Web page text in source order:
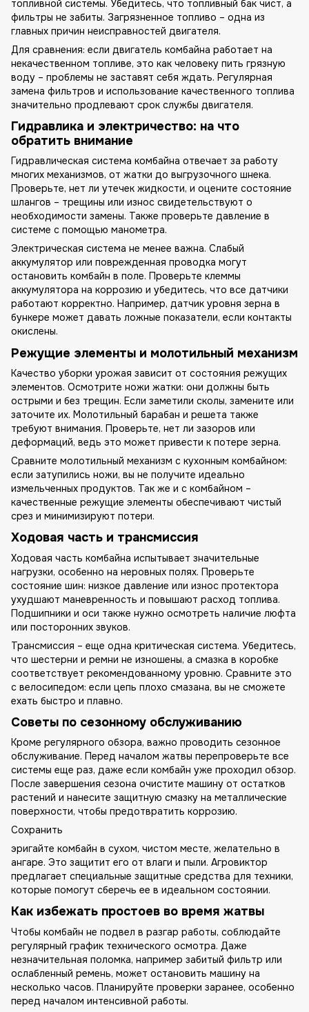
топливной системы. Убедитесь, что топливный бак чист, а
фильтры не забиты. Загрязненное топливо – одна из
главных причин неисправностей двигателя.
Для сравнения: если двигатель комбайна работает на
некачественном топливе, это как человеку пить грязную
воду – проблемы не заставят себя ждать. Регулярная
замена фильтров и использование качественного топлива
значительно продлевают срок службы двигателя.
Гидравлика и электричество: на что
обратить внимание
Гидравлическая система комбайна отвечает за работу
многих механизмов, от жатки до выгрузочного шнека.
Проверьте, нет ли утечек жидкости, и оцените состояние
шлангов – трещины или износ свидетельствуют о
необходимости замены. Также проверьте давление в
системе с помощью манометра.
Электрическая система не менее важна. Слабый
аккумулятор или поврежденная проводка могут
остановить комбайн в поле. Проверьте клеммы
аккумулятора на коррозию и убедитесь, что все датчики
работают корректно. Например, датчик уровня зерна в
бункере может давать ложные показатели, если контакты
окислены.
Режущие элементы и молотильный механизм
Качество уборки урожая зависит от состояния режущих
элементов. Осмотрите ножи жатки: они должны быть
острыми и без трещин. Если заметили сколы, замените или
заточите их. Молотильный барабан и решета также
требуют внимания. Проверьте, нет ли зазоров или
деформаций, ведь это может привести к потере зерна.
Сравните молотильный механизм с кухонным комбайном:
если затупились ножи, вы не получите идеально
измельченных продуктов. Так же и с комбайном –
качественные режущие элементы обеспечивают чистый
срез и минимизируют потери.
Ходовая часть и трансмиссия
Ходовая часть комбайна испытывает значительные
нагрузки, особенно на неровных полях. Проверьте
состояние шин: низкое давление или износ протектора
ухудшают маневренность и повышают расход топлива.
Подшипники и оси также нужно осмотреть наличие люфта
или посторонних звуков.
Трансмиссия – еще одна критическая система. Убедитесь,
что шестерни и ремни не изношены, а смазка в коробке
соответствует рекомендованному уровню. Сравните это
с велосипедом: если цепь плохо смазана, вы не сможете
ехать быстро и плавно.
Советы по сезонному обслуживанию
Кроме регулярного обзора, важно проводить сезонное
обслуживание. Перед началом жатвы перепроверьте все
системы еще раз, даже если комбайн уже проходил обзор.
После завершения сезона очистите машину от остатков
растений и нанесите защитную смазку на металлические
поверхности, чтобы предотвратить коррозию.
Сохранить
эригайте комбайн в сухом, чистом месте, желательно в
ангаре. Это защитит его от влаги и пыли. Агровиктор
предлагает специальные защитные средства для техники,
которые помогут сберечь ее в идеальном состоянии.
Как избежать простоев во время жатвы
Чтобы комбайн не подвел в разгар работы, соблюдайте
регулярный график технического осмотра. Даже
незначительная поломка, например забитый фильтр или
ослабленный ремень, может остановить машину на
несколько часов. Планируйте проверки заранее, особенно
перед началом интенсивной работы.